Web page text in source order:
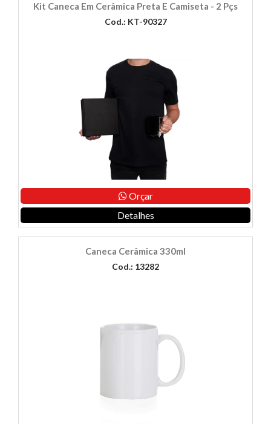
Kit Caneca Em Cerâmica Preta E Camiseta - 2 Pçs
Cod.: KT-90327
Orçar
Detalhes
Caneca Cerâmica 330ml
Cod.: 13282